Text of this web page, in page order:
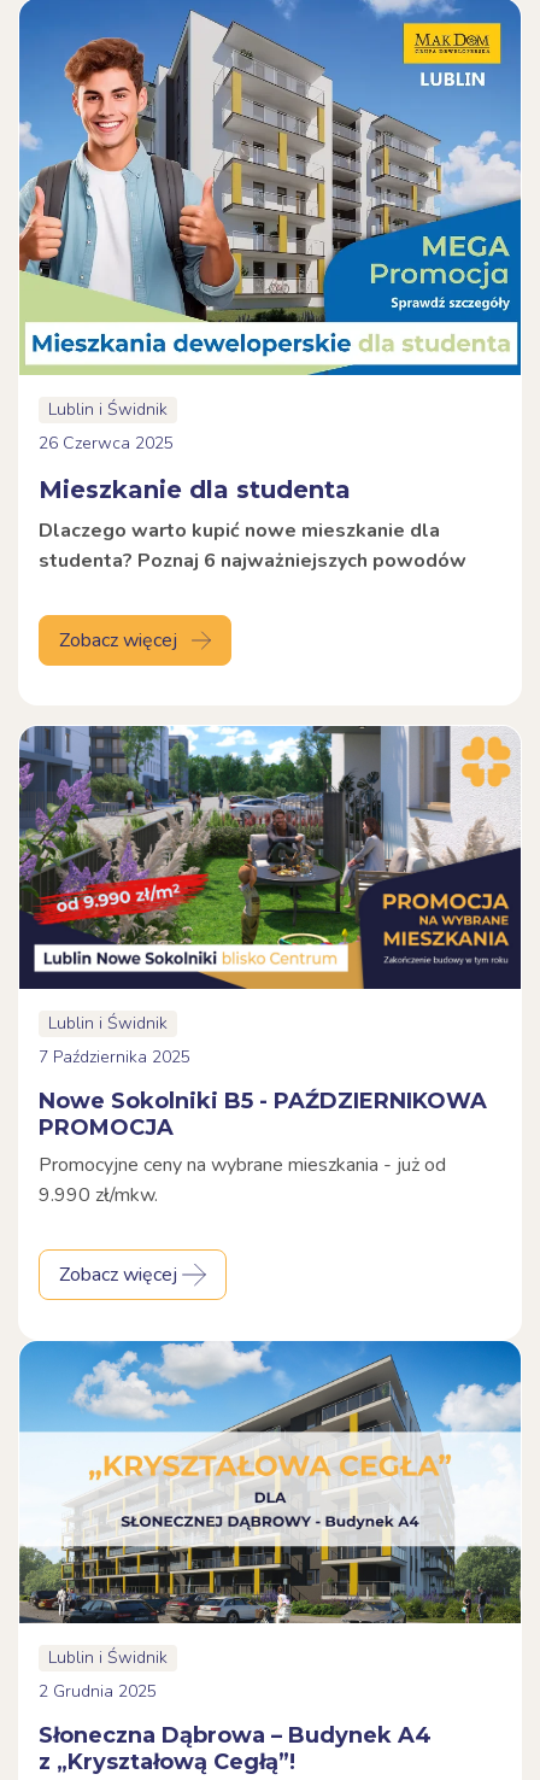
Lublin i Świdnik
26 Czerwca 2025
Mieszkanie dla studenta
Dlaczego warto kupić nowe mieszkanie dla
studenta? Poznaj 6 najważniejszych powodów
Zobacz więcej
Lublin i Świdnik
7 Października 2025
Nowe Sokolniki B5 - PAŹDZIERNIKOWA
PROMOCJA
Promocyjne ceny na wybrane mieszkania - już od
9.990 zł/mkw.
Zobacz więcej
Lublin i Świdnik
2 Grudnia 2025
Słoneczna Dąbrowa – Budynek A4
z „Kryształową Cegłą”!